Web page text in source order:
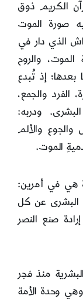
الكريم ذوق
صورة الموت
الذي دار في
والروح
بعدها؛ إذ تُبدع
الفرد والجمع،
البشرى. ودربه:
والألم
الموت.
هي في أمرين:
البشرى عن كل
صنع النصر
منذ فجر
وهي وحدة الأمة